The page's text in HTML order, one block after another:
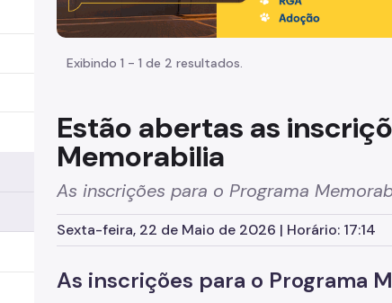
Exibindo 1 - 1 de 2 resultados.
Estão abertas as
Memorabilia
As inscrições para o Programa
Sexta-feira, 22 de Maio de 2026 | Horário: 17:14
As inscrições para o Programa